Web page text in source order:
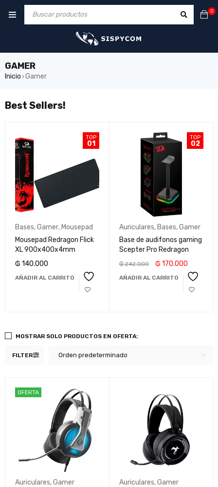
0
GAMER
Inicio › Gamer
Best Sellers!
TOP
01
Bases,Gamer, Mousepad
Mousepad Redragon Flick
XL 900x400x4mm
₲ 140.000
AÑADIR AL CARRITO
TOP
02
Auriculares, Bases,Gamer
Base de audifonos gaming
Scepter Pro Redragon
₲242.000 ₲ 170.000
AÑADIR AL CARRITO
FILTER Orden predeterminado
MOSTRAR SOLO PRODUCTOS EN OFERTA:
OFERTA
Auriculares,Gamer
Auriculares,Gamer